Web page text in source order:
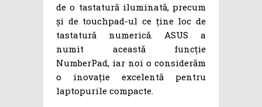
de o tastatură iluminată, precum
și de touchpad-ul ce ține loc de
tastatură numerică. ASUS a
numit această funcție
NumberPad, iar noi o considerăm
o inovație excelentă pentru
laptopurile compacte.